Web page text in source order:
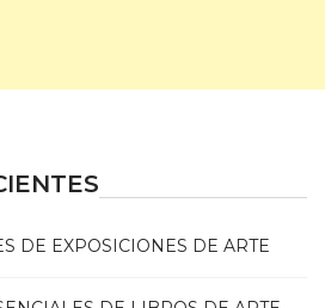
DE EXPOSICIONES DE ARTE